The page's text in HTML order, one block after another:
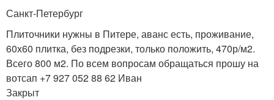
Санкт-Петербург
Плиточники нужны в Питере, аванс есть, проживание,
60х60 плитка, без подрезки, только положить, 470р/м2.
Всего 800 м2. По всем вопросам обращаться прошу на
вотсап +7 927 052 88 62 Иван
Закрыт